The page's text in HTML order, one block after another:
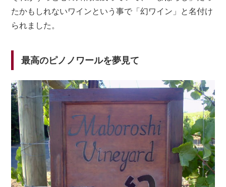
たかもしれないワインという事で「幻ワイン」と名付け
られました。
最高のピノノワールを夢見て